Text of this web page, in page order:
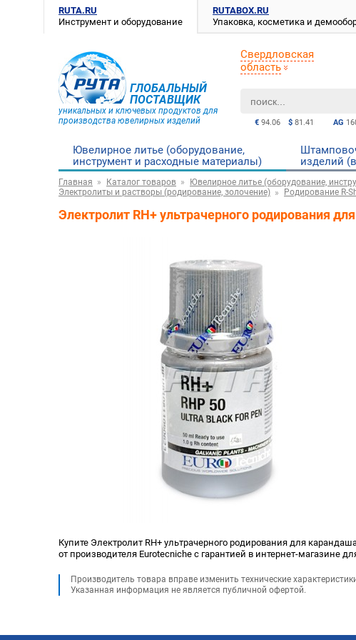
RUTA.RU
Инструмент и оборудование
RUTABOX.RU
Упаковка, косметика и
ГЛОБАЛЬНЫЙ
ПОСТАВЩИК
уникальных и ключевых продуктов для
производства ювелирных изделий
AG
€ 94.06 $ 81.41
Свердловская
область
Ювелирное литье (оборудование,
инструмент и расходные материалы)
изделий
Главная Каталог товаров Ювелирное литье (оборудование,
Электролиты и растворы (родирование, золочение)
Родирование R-
Электролит RH+ ультрачерного родирования
Купите Электролит RH+ ультрачерного родирования для
от производителя Eurotecniche с гарантией в интернет-магазине
Производитель товара вправе изменить технические
Указанная информация не является публичной офертой.